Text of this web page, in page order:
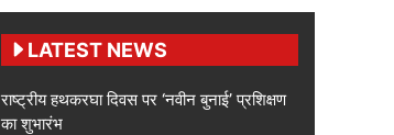
LATEST NEWS
राष्ट्रीय हथकरघा दिवस पर ‘नवीन बुनाई’ प्रशिक्षण
का शुभारंभ